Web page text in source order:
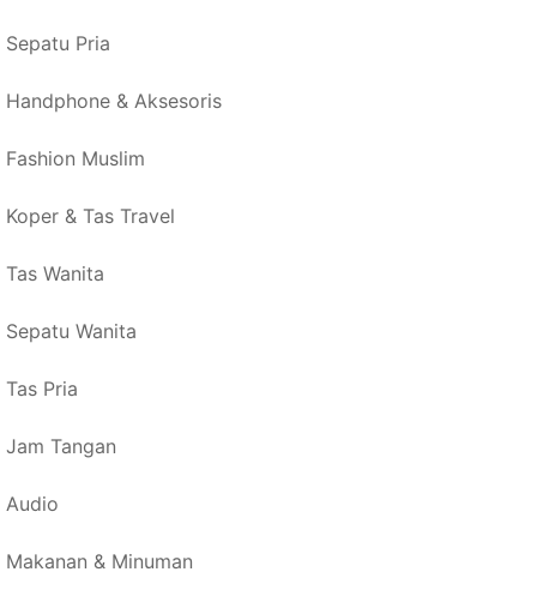
Sepatu Pria
Handphone & Aksesoris
Fashion Muslim
Koper & Tas Travel
Tas Wanita
Sepatu Wanita
Tas Pria
Jam Tangan
Audio
Makanan & Minuman